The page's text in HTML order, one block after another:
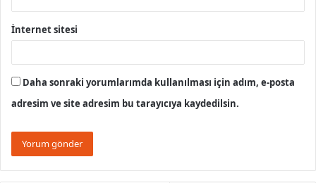
İnternet sitesi
Daha sonraki yorumlarımda kullanılması için adım, e-posta
adresim ve site adresim bu tarayıcıya kaydedilsin.